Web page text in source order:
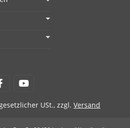
USt., zzgl. Versand